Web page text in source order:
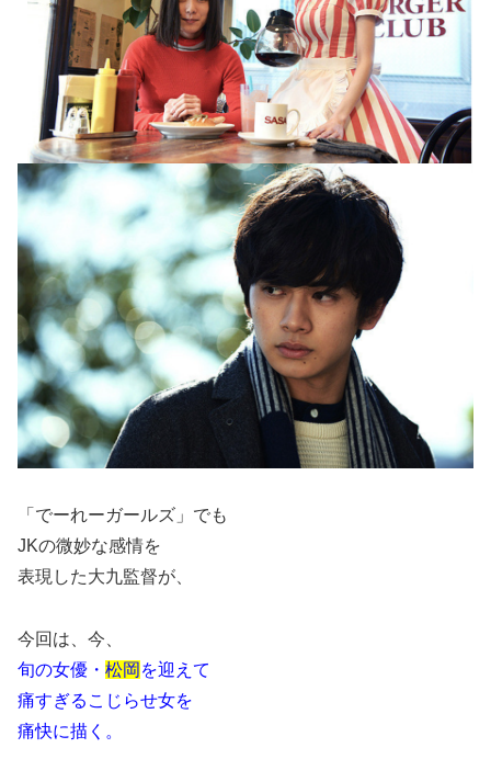
「でーれーガールズ」でも
JKの微妙な感情を
表現した大九監督が、
今回は、今、
旬の女優・ 松岡 を迎えて
痛すぎるこじらせ女を
痛快に描く。